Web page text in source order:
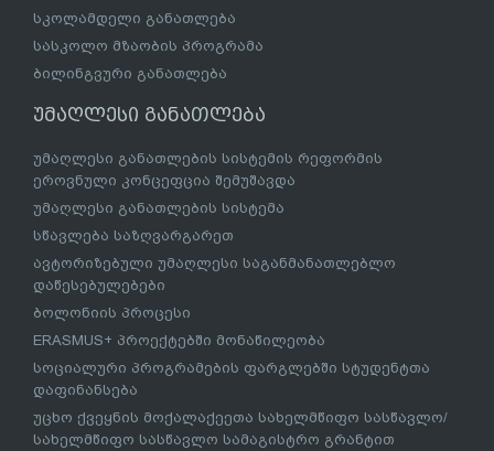
სკოლამდელი განათლება
სასკოლო მზაობის პროგრამა
ბილინგვური განათლება
უმაღლესი განათლება
უმაღლესი განათლების სისტემის რეფორმის
ეროვნული კონცეფცია შემუშავდა
უმაღლესი განათლების სისტემა
სწავლება საზღვარგარეთ
ავტორიზებული უმაღლესი საგანმანათლებლო
დაწესებულებები
ბოლონიის პროცესი
ERASMUS+ პროექტებში მონაწილეობა
სოციალური პროგრამების ფარგლებში სტუდენტთა
დაფინანსება
უცხო ქვეყნის მოქალაქეეთა სახელმწიფო სასწავლო/
სახელმწიფო სასწავლო სამაგისტრო გრანტით